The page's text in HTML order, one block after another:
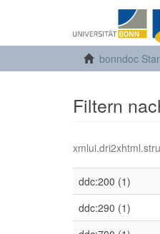
bonndoc
Filtern
ddc:200 (1)
ddc:290 (1)